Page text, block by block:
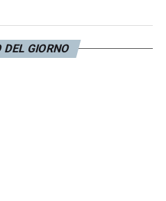
DEL GIORNO